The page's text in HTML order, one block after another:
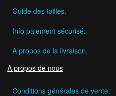
Guide des tailles.
Info paiement sécurisé.
A propos de la livraison.
A propos de nous
Conditions générales de vente.